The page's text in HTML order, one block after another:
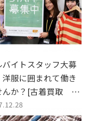
バイトスタッフ大募
服に囲まれて働き
んか？[古着買取 ト
クスタイル千歳船
]